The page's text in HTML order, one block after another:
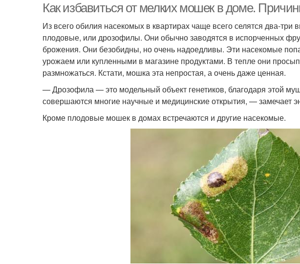
Как избавиться от мелких мошек в доме.
Из всего обилия насекомых в квартирах чаще всего селятся два-
плодовые, или дрозофилы. Они обычно заводятся в испорченных
брожения. Они безобидны, но очень надоедливы. Эти насекомые
урожаем или купленными в магазине продуктами. В тепле они
размножаться. Кстати, мошка эта непростая, а очень даже ценная.
— Дрозофила — это модельный объект генетиков, благодаря этой
совершаются многие научные и медицинские открытия, — замечает
Кроме плодовые мошек в домах встречаются и другие насекомые.